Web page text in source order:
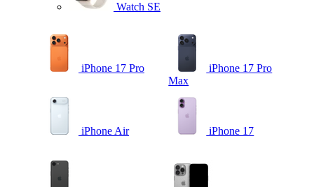
Watch SE
iPhone 17 Pro
iPhone 17 Pro
Max
iPhone Air iPhone 17